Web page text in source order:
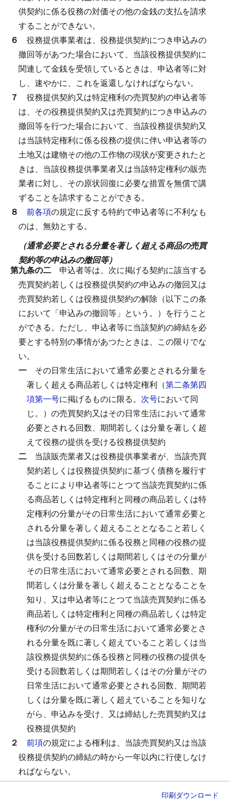
供契約に係る役務の対価その他の金銭の支払を請求
することができない。
６ 役務提供事業者は、役務提供契約につき申込みの
撤回等があつた場合において、当該役務提供契約に
関連して金銭を受領しているときは、申込者等に対
し、速やかに、これを返還しなければならない。
７ 役務提供契約又は特定権利の売買契約の申込者等
は、その役務提供契約又は売買契約につき申込みの
撤回等を行つた場合において、当該役務提供契約又
は当該特定権利に係る役務の提供に伴い申込者等の
土地又は建物その他の工作物の現状が変更されたと
きは、当該役務提供事業者又は当該特定権利の販売
業者に対し、その原状回復に必要な措置を無償で講
ずることを請求することができる。
８ 前各項の規定に反する特約で申込者等に不利なも
のは、無効とする。
（通常必要とされる分量を著しく超える商品の売買
契約等の申込みの撤回等）
第九条の二 申込者等は、次に掲げる契約に該当する
売買契約若しくは役務提供契約の申込みの撤回又は
売買契約若しくは役務提供契約の解除（以下この条
において「申込みの撤回等」という。）を行うこと
ができる。 ただし、申込者等に当該契約の締結を必
要とする特別の事情があつたときは、この限りでな
い。
一 その日常生活において通常必要とされる分量を
著しく超える商品若しくは特定権利（第二条第四
項第一号に掲げるものに限る。 次号において同
じ。）の売買契約又はその日常生活において通常
必要とされる回数、期間若しくは分量を著しく超
えて役務の提供を受ける役務提供契約
二 当該販売業者又は役務提供事業者が、当該売買
契約若しくは役務提供契約に基づく債務を履行す
ることにより申込者等にとつて当該売買契約に係
る商品若しくは特定権利と同種の商品若しくは特
定権利の分量がその日常生活において通常必要と
される分量を著しく超えることとなること若しく
は当該役務提供契約に係る役務と同種の役務の提
供を受ける回数若しくは期間若しくはその分量が
その日常生活において通常必要とされる回数、期
間若しくは分量を著しく超えることとなることを
知り、又は申込者等にとつて当該売買契約に係る
商品若しくは特定権利と同種の商品若しくは特定
権利の分量がその日常生活において通常必要とさ
れる分量を既に著しく超えていること若しくは当
該役務提供契約に係る役務と同種の役務の提供を
受ける回数若しくは期間若しくはその分量がその
日常生活において通常必要とされる回数、期間若
しくは分量を既に著しく超えていることを知りな
がら、申込みを受け、又は締結した売買契約又は
役務提供契約
２ 前項の規定による権利は、当該売買契約又は当該
役務提供契約の締結の時から一年以内に行使しなけ
ればならない。
３前条第三項から第八項までの規定は、第一項の規
定による申込みの撤回等について準用する。この場
印刷ダウンロード